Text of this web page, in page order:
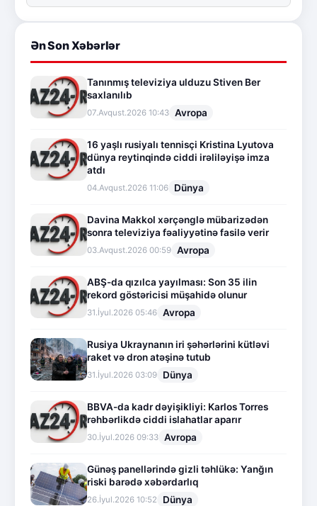
Ən Son Xəbərlər
Tanınmış televiziya ulduzu Stiven Ber
saxlanılıb
07.Avqust.2026 10:43 Avropa
16 yaşlı rusiyalı tennisçi Kristina Lyutova
dünya reytinqində ciddi irəliləyişə imza
atdı
04.Avqust.2026 11:06 Dünya
Davina Makkol xərçənglə mübarizədən
sonra televiziya fəaliyyətinə fasilə verir
03.Avqust.2026 00:59 Avropa
ABŞ-da qızılca yayılması: Son 35 ilin
rekord göstəricisi müşahidə olunur
31.İyul.2026 05:46 Avropa
Rusiya Ukraynanın iri şəhərlərini kütləvi
raket və dron atəşinə tutub
31.İyul.2026 03:09 Dünya
BBVA-da kadr dəyişikliyi: Karlos Torres
rəhbərlikdə ciddi islahatlar aparır
30.İyul.2026 09:33 Avropa
Günəş panellərində gizli təhlükə: Yanğın
riski barədə xəbərdarlıq
26.İyul.2026 10:52 Dünya